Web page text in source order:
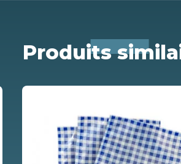
Produits